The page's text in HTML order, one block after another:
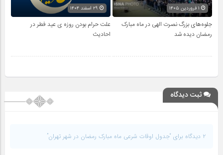
جلوه‌های بزرگ نصرت الهی در ماه مبارک
رمضان دیده شد
علت حرام بودن روزه ی عید فطر در
احادیث
ثبت دیدگاه
۲ دیدگاه برای “جدول اوقات شرعی ماه مبارک رمضان در شهر تهران”